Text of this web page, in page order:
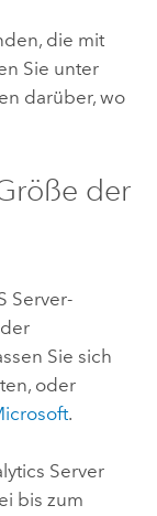
die mit
Sie unter
darüber, wo
der
Server-
Sie sich
oder
.
Server
bis zum